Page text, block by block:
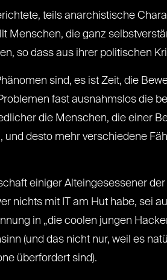
teils anarchistische
Menschen, die ganz
so dass aus ihrer politischen
sind, es ist Zeit, die
fast ausnahmslos die
die Menschen, die einer
desto mehr verschiedene
einiger Alteingesessener
nichts mit IT am Hut habe, sei
in „die coolen jungen
(und das nicht nur, weil es
überfordert sind).